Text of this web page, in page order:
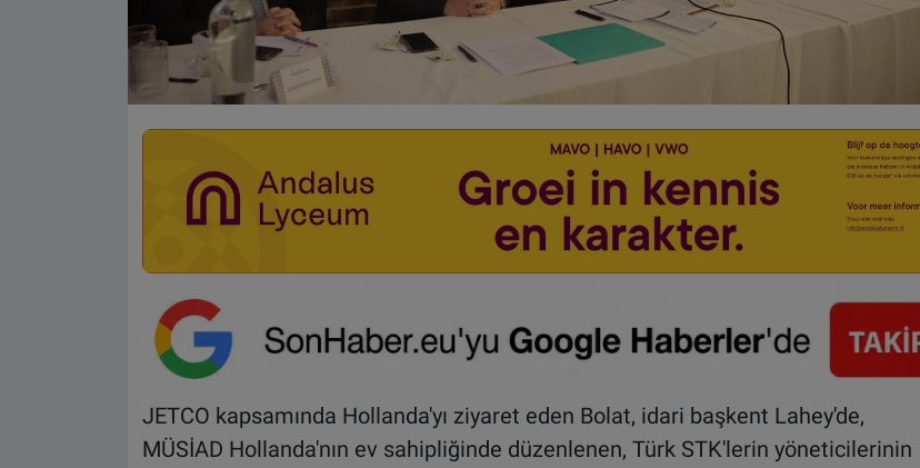
JETCO kapsamında Hollanda'yı ziyaret eden Bolat, idari başkent Lahey'de,
MÜSİAD Hollanda'nın ev sahipliğinde düzenlenen, Türk STK'lerin yöneticilerinin